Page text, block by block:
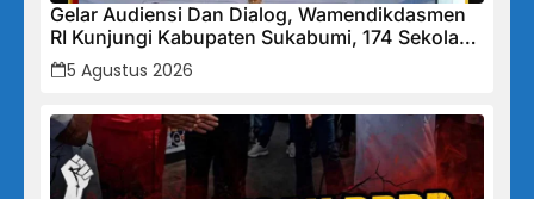
Gelar Audiensi Dan Dialog, Wamendikdasmen
RI Kunjungi Kabupaten Sukabumi, 174 Sekolah
Mendapat Bantuan Rehabilitasi
5 Agustus 2026